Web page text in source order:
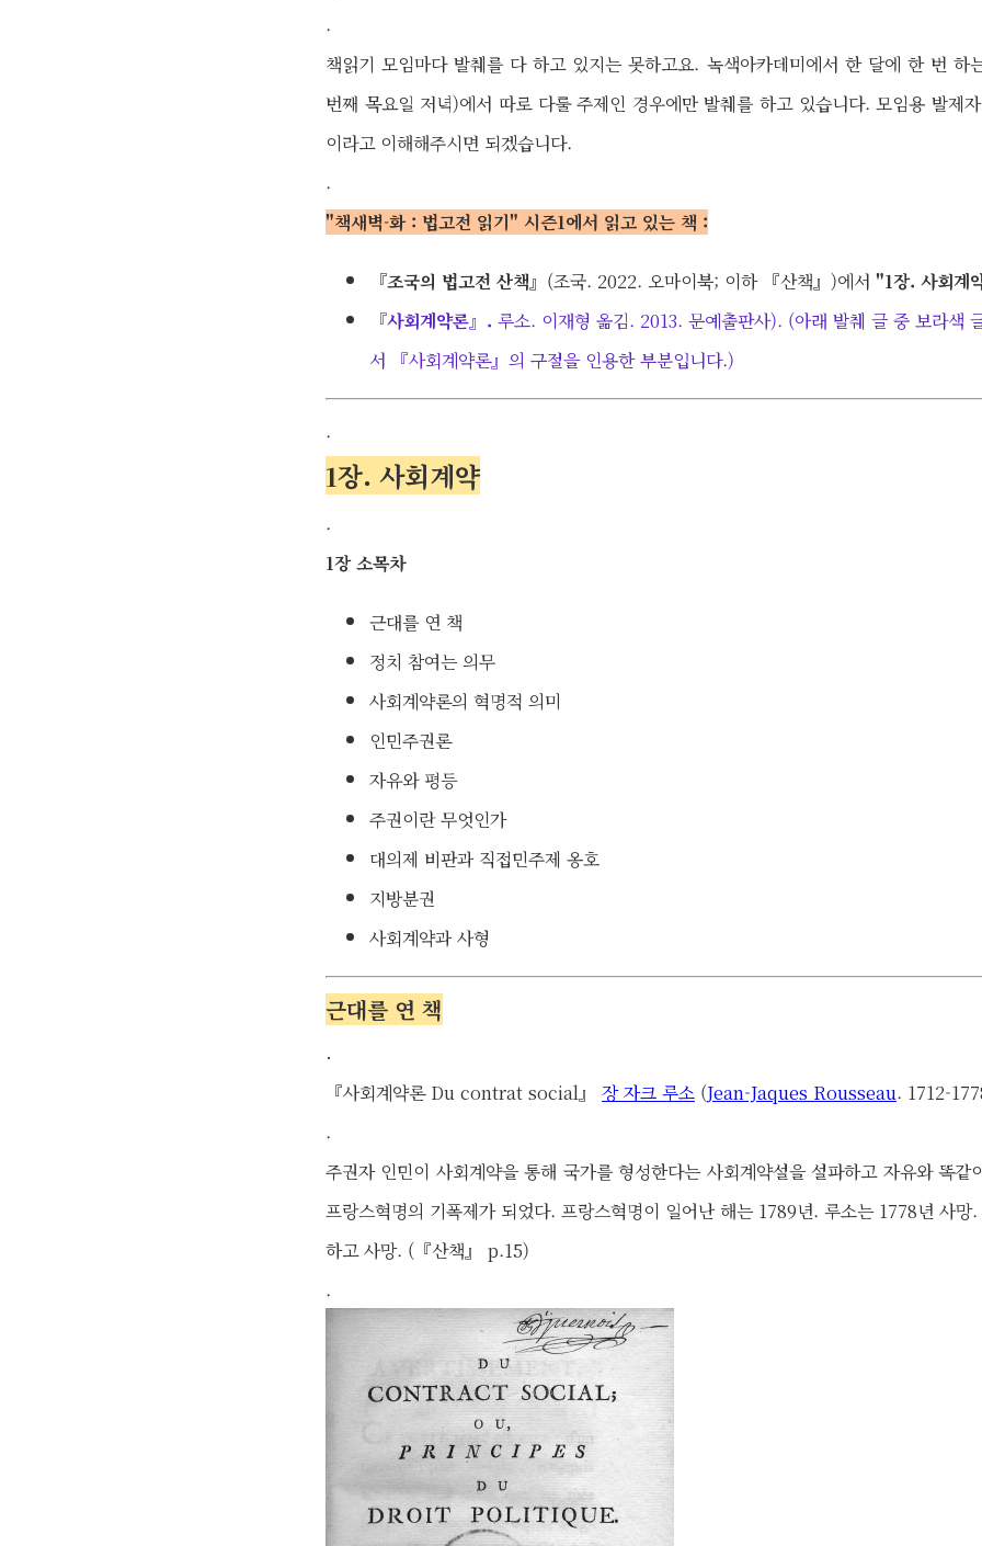
.
책읽기 모임마다 발췌를 다 하고 있지는 못하고요. 녹색아카데미에서 한 달에 한 번 하
번째 목요일 저녁)에서 따로 다룰 주제인 경우에만 발췌를 하고 있습니다.모임용 발제
이라고 이해해주시면 되겠습니다.
.
"책새벽-화 : 법고전 읽기" 시즌1에서 읽고 있는 책 :
『조국의 법고전 산책』 (조국. 2022. 오마이북; 이하 『산책』)에서 "1장. 사회계
『사회계약론』. 루소. 이재형 옮김. 2013. 문예출판사). (아래 발췌 글 중 보라색
서 『사회계약론』의 구절을 인용한 부분입니다.)
.
1장. 사회계약
.
1장 소목차
근대를 연 책
정치 참여는 의무
사회계약론의 혁명적 의미
인민주권론
자유와 평등
주권이란 무엇인가
대의제 비판과 직접민주제 옹호
지방분권
사회계약과 사형
근대를 연 책
.
『사회계약론 Du contrat social』 장 자크 루소 (Jean-Jaques Rousseau. 1712-
.
주권자 인민이 사회계약을 통해 국가를 형성한다는 사회계약설을 설파하고 자유와 똑같
프랑스혁명의 기폭제가 되었다. 프랑스혁명이 일어난 해는 1789년. 루소는 1778년 사망
하고 사망. (『산책』 p.15)
.